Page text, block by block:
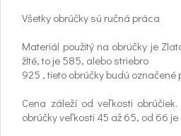
Všetky obrúčky sú ručná práca
Materiál použitý na obrúčky je
žlté, to je 585, alebo striebro
925 , tieto obrúčky budú označené
Cena záleží od veľkosti
obrúčky veľkosti 45 až 65, od 66 je